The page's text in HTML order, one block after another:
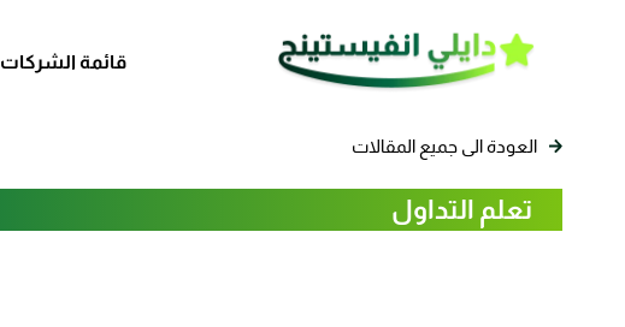
قائمة الشركات
العودة الى جميع المقالات
تعلم التداول